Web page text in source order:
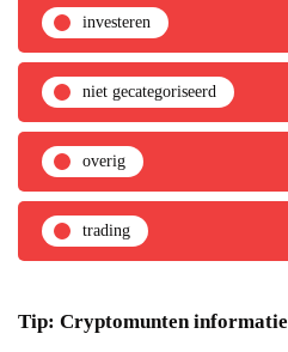
investeren
niet gecategoriseerd
overig
trading
Tip: Cryptomunten informatie